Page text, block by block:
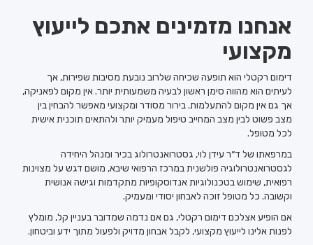
אנחנו מזמינים אתכם לייעוץ
מקצועי
דימום רקטלי הוא תופעה שכיחה שלרוב נובעת מסיבות שפירות, אך
לעיתים הוא מהווה סימן ראשון לבעיה משמעותית יותר. אין מקום לפאניקה,
אך גם אין מקום להתעלמות. בירור מסודר ומקצועי מאפשר להבחין בין
מצב פשוט לבין מצב המחייב טיפול מעמיק יותר ולהתאים תוכנית אישית
לכל מטופל.
במרפאתו של ד״ר עידן לוי, גסטרואנטרולוג בכיר ומנהל היחידה
לגסטרואנטרולוגיה פולשנית במרכז הרפואי שיבא, מושם דגש על מצוינות
רפואית, שימוש בטכנולוגיות אנדוסקופיות מתקדמות וגישה אנושית
וקשובה. כל מטופל זוכה לאבחון יסודי ומעמיק.
אם הופיע אצלכם דימום רקטלי, גם אם נדמה שמדובר בעניין קל, מומלץ
לפנות אלינו לייעוץ מקצועי, לקבל אבחון מדויק ולפעול מתוך ידע וביטחון.